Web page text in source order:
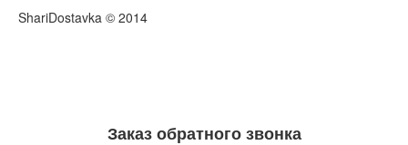
ShariDostavka © 2014
Заказ обратного звонка